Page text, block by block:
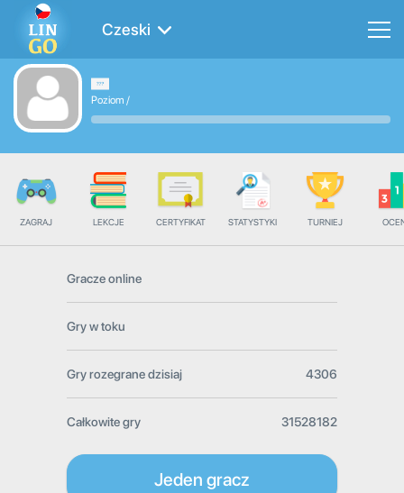
Czeski
Poziom /
ZAGRAJ LEKCJE CERTYFIKAT STATYSTYKI TURNIEJ
Gracze online
Gry w toku
Gry rozegrane dzisiaj 4306
Całkowite gry 31528182
Jeden gracz